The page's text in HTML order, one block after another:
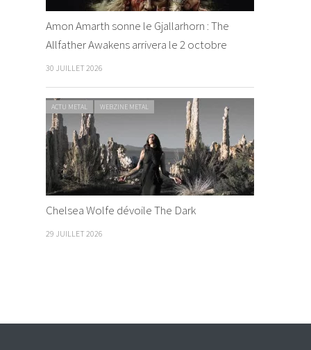
Amon Amarth sonne le Gjallarhorn : The
Allfather Awakens arrivera le 2 octobre
30 JUILLET 2026
ACTU METAL WEBZINE METAL
Chelsea Wolfe dévoile The Dark
29 JUILLET 2026